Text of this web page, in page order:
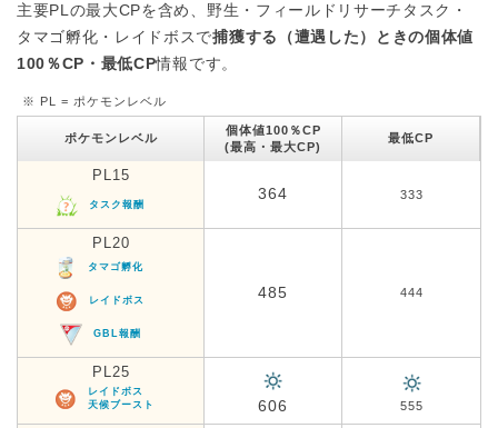
主要PLの最大CPを含め、野生・フィールドリサーチタスク・
タマゴ孵化・レイドボスで捕獲する（遭遇した）ときの個体値
100％CP・最低CP情報です。
※ PL = ポケモンレベル
ポケモンレベル
個体値100％CP
(最高・最大CP)
最低CP
PL15
タスク報酬
364 333
PL20
タマゴ孵化
レイドボス
GBL報酬
485 444
PL25
レイドボス
天候ブースト
606 555